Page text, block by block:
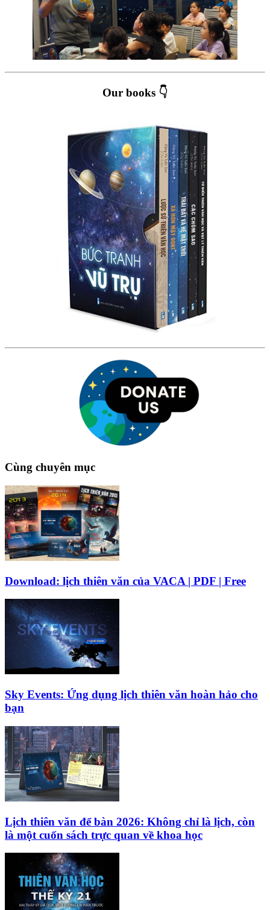
Our books 👇
Cùng chuyên mục
Download: lịch thiên văn của VACA | PDF | Free
Sky Events: Ứng dụng lịch thiên văn hoàn hảo cho
bạn
Lịch thiên văn để bàn 2026: Không chỉ là lịch, còn
là một cuốn sách trực quan về khoa học